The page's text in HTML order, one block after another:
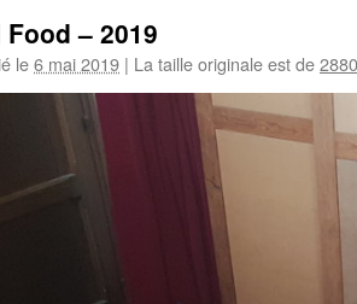
– 2019
le6 mai 2019 | La taille originale est de